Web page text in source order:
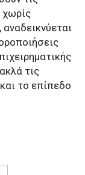
χωρίς
τις
το επίπεδο